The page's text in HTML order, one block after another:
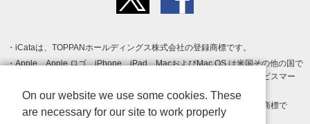
iCataは、TOPPANホールディングス株式会社の登録商標です。
Apple、Apple ロゴ、iPhone、iPad、MacおよびMac OS は米国その他の国で
登録された Apple Inc. の商標です。App Store は Apple Inc. のサービスマー
クです。
Android、Google Play および Google Play ロゴ は Google LLC の商標で
す。
On our website we use some cookies. These
are necessary for our site to work properly